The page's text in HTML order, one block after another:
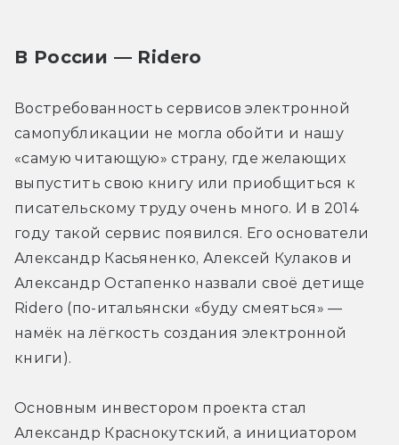
В России — Ridero
Востребованность сервисов электронной
самопубликации не могла обойти и нашу
«самую читающую» страну, где желающих
выпустить свою книгу или приобщиться к
писательскому труду очень много. И в 2014
году такой сервис появился. Его основатели
Александр Касьяненко, Алексей Кулаков и
Александр Остапенко назвали своё детище
Ridero (по-итальянски «буду смеяться» —
намёк на лёгкость создания электронной
книги).
Основным инвестором проекта стал
Александр Краснокутский, а инициатором